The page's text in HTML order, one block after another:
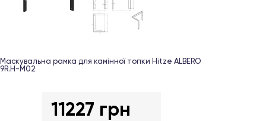
Маскувальна рамка для камінної топки Hitze ALBERO
9R.H-М02
11227 грн